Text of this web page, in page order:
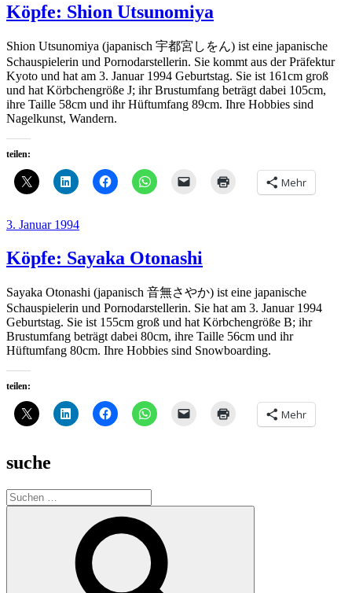
Köpfe: Shion Utsunomiya
Shion Utsunomiya (japanisch 宇都宮しをん) ist eine japanische
Schauspielerin und Pornodarstellerin. Sie kommt aus der Präfektur
Kyoto und hat am 3. Januar 1994 Geburtstag. Sie ist 161cm groß
und hat Körbchengröße J; ihr Brustumfang beträgt dabei 105cm,
ihre Taille 58cm und ihr Hüftumfang 89cm. Ihre Hobbies sind
Nagelkunst, Wandern.
teilen:
Mehr
Veröffentlicht
3. Januar 1994
Köpfe: Sayaka Otonashi
Sayaka Otonashi (japanisch 音無さやか) ist eine japanische
Schauspielerin und Pornodarstellerin. Sie hat am 3. Januar 1994
Geburtstag. Sie ist 155cm groß und hat Körbchengröße B; ihr
Brustumfang beträgt dabei 80cm, ihre Taille 56cm und ihr
Hüftumfang 80cm. Ihre Hobbies sind Snowboarding.
teilen:
Mehr
suche
Suche
nach: